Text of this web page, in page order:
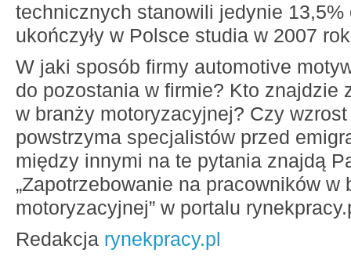
technicznych stanowili jedynie 13,5%
ukończyły w Polsce studia w 2007
W jaki sposób firmy automotive
do pozostania w firmie? Kto znajdzie
w branży motoryzacyjnej? Czy
powstrzyma specjalistów przed
między innymi na te pytania znajdą
„Zapotrzebowanie na pracowników w
motoryzacyjnej” w portalu
Redakcja rynekpracy.pl